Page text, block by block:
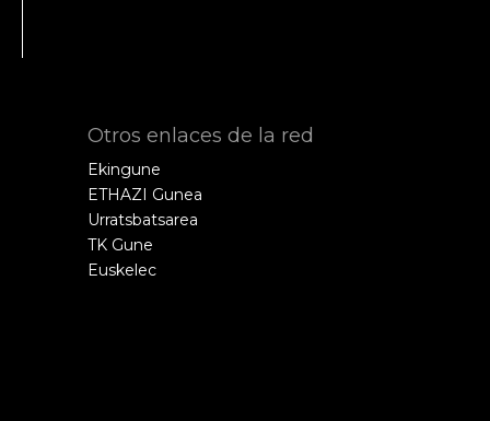
Otros enlaces de la red
Ekingune
ETHAZI Gunea
Urratsbatsarea
TK Gune
Euskelec